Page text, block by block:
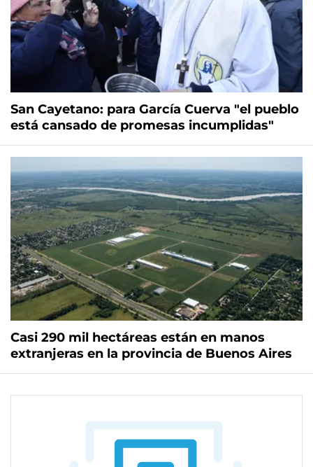
San Cayetano: para García Cuerva "el pueblo
está cansado de promesas incumplidas"
Casi 290 mil hectáreas están en manos
extranjeras en la provincia de Buenos Aires